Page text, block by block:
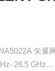
矢量
26.5 GHz